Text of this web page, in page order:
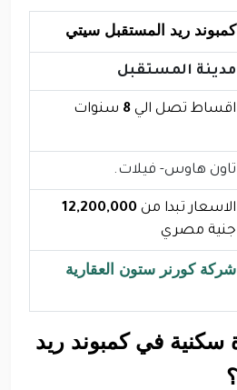
كمبوند ريد المستقبل سيتي
مدينة المستقبل
اقساط تصل الي 8 سنوات
تاون هاوس- فيلات.
الاسعار تبدا من 12,200,000
جنية مصري
شركة كورنر ستون العقارية
في كمبوند ريد